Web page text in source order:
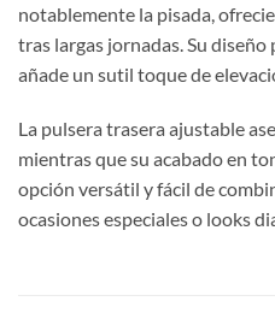
notablemente la pisada,
tras largas jornadas. Su
añade un sutil toque de
La pulsera trasera ajustable
mientras que su acabado en
opción versátil y fácil de
ocasiones especiales o looks